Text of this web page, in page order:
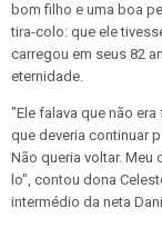
bom filho e uma boa
tira-colo: que ele
carregou em seus 82
eternidade.
"Ele falava que não
que deveria continuar
Não queria voltar. Meu
lo", contou dona
intermédio da neta